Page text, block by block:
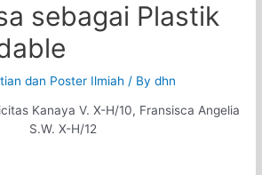
sebagai Plastik
dan Poster Ilmiah / Bydhn
Kanaya V. X-H/10, Fransisca Angelia
S.W. X-H/12